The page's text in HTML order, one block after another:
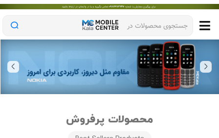
جستجوی محصولات در
محصولات پرفروش